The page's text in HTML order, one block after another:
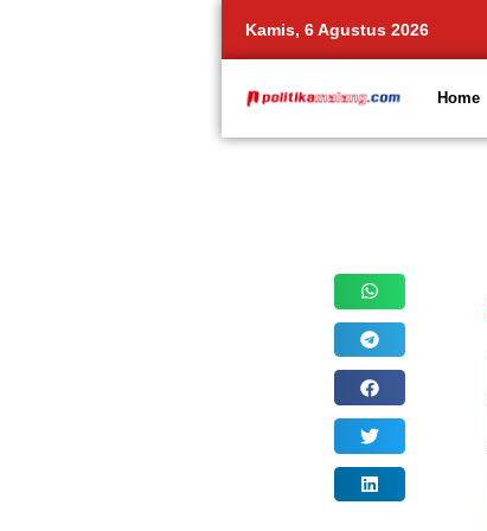
Kamis, 6 Agustus 2026
Home
Share